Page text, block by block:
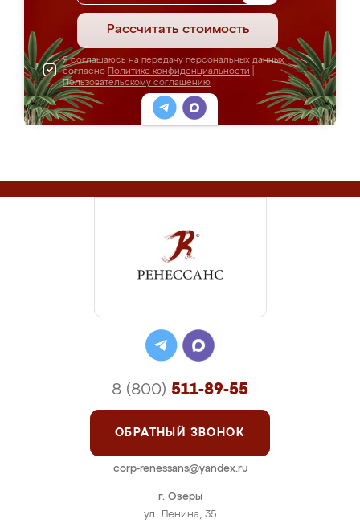
Рассчитать стоимость
Я соглашаюсь на передачу персональных данных
согласно Политике конфиденциальности
Пользовательскому соглашению
г. Озеры
ул. Ленина, 35
8 (800) 511-89-55
ОБРАТНЫЙ ЗВОНОК
corp-renessans@yandex.ru